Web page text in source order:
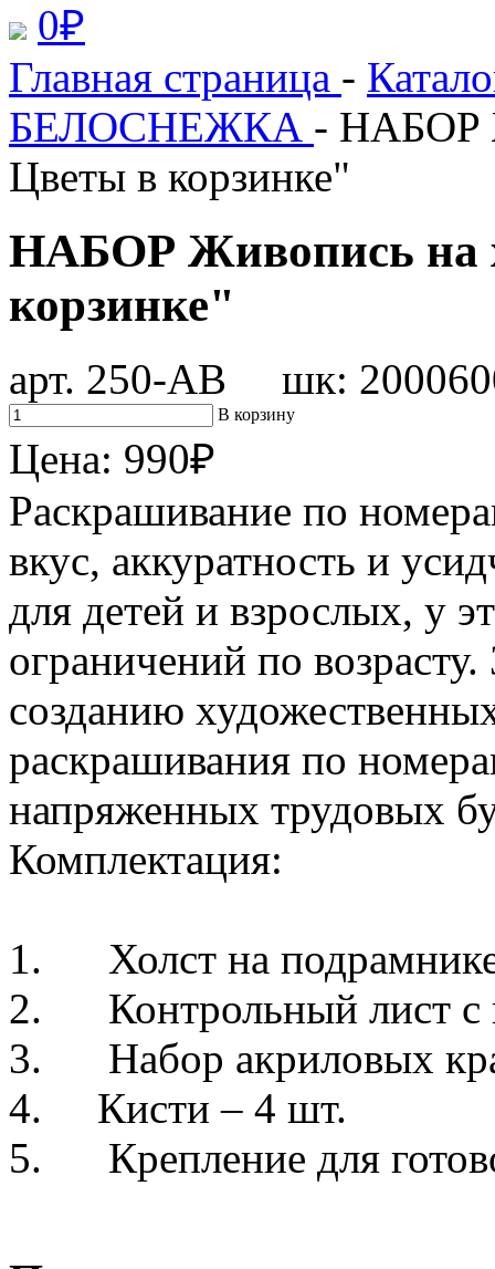
0₽
Главная страница -
БЕЛОСНЕЖКА - НАБОР
Цветы в корзинке"
НАБОР Живопись на
корзинке"
арт. 250-AB шк:
В корзину
Цена: 990₽
Раскрашивание по
вкус, аккуратность и
для детей и взрослых, у
ограничений по
созданию
раскрашивания по
напряженных трудовых
Комплектация:
1. Холст на
2. Контрольный лист с
3. Набор акриловых
4. Кисти – 4 шт.
5. Крепление для